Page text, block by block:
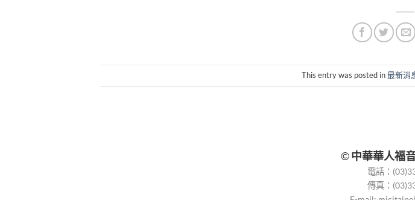
This entry was posted in最新消
©中華華人福
電話：
傳真：